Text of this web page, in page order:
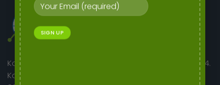
Korkutreis Mah. Atatürk Bulvarı sıhhıye merkez iş hanı 4.
Kat No:46/42